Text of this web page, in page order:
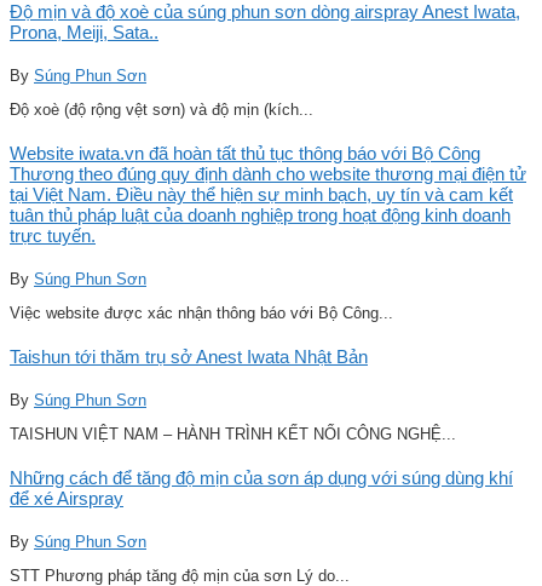
Độ mịn và độ xoè của súng phun sơn dòng airspray Anest Iwata,
Prona, Meiji, Sata..
By Súng Phun Sơn
Độ xoè (độ rộng vệt sơn) và độ mịn (kích...
Website iwata.vn đã hoàn tất thủ tục thông báo với Bộ Công
Thương theo đúng quy định dành cho website thương mại điện tử
tại Việt Nam. Điều này thể hiện sự minh bạch, uy tín và cam kết
tuân thủ pháp luật của doanh nghiệp trong hoạt động kinh doanh
trực tuyến.
By Súng Phun Sơn
Việc website được xác nhận thông báo với Bộ Công...
Taishun tới thăm trụ sở Anest Iwata Nhật Bản
By Súng Phun Sơn
TAISHUN VIỆT NAM – HÀNH TRÌNH KẾT NỐI CÔNG NGHỆ...
Những cách để tăng độ mịn của sơn áp dụng với súng dùng khí
để xé Airspray
By Súng Phun Sơn
STT Phương pháp tăng độ mịn của sơn Lý do...